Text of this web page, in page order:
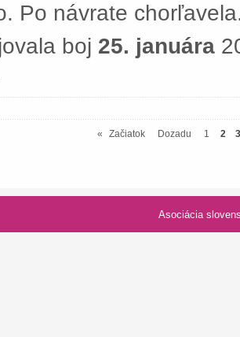
Po návrate
boj 25. januára
« Začiatok Dozadu 1 2 3
slovenských